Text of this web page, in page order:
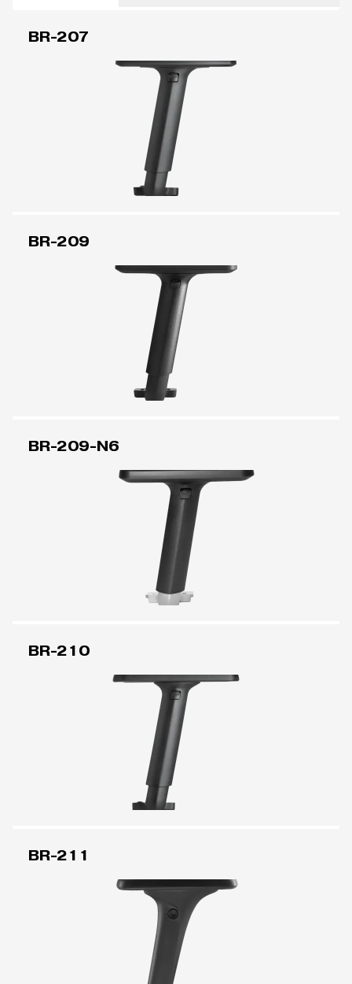
BR-207
BR-209
BR-209-N6
BR-210
BR-211